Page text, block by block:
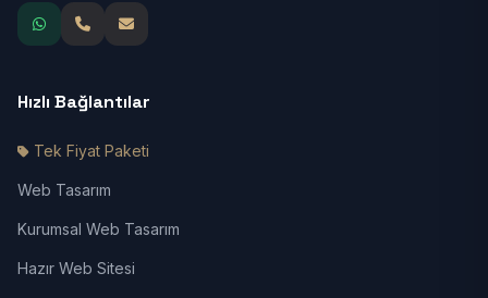
Hızlı Bağlantılar
Tek Fiyat Paketi
Web Tasarım
Kurumsal Web Tasarım
Hazır Web Sitesi